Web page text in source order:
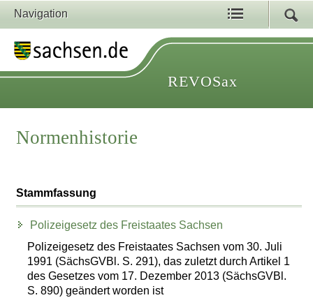
Navigation
REVOSax
Normenhistorie
Stammfassung
Polizeigesetz des Freistaates Sachsen
Polizeigesetz des Freistaates Sachsen vom 30. Juli
1991 (SächsGVBl. S. 291), das zuletzt durch Artikel 1
des Gesetzes vom 17. Dezember 2013 (SächsGVBl.
S. 890) geändert worden ist